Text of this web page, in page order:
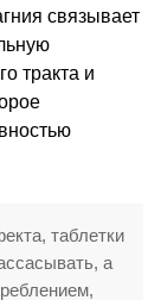
связывает
тракта и
таблетки
а